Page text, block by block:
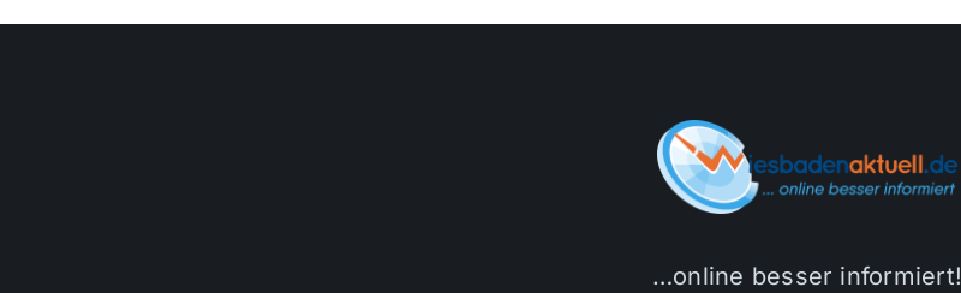
…online besser informiert!